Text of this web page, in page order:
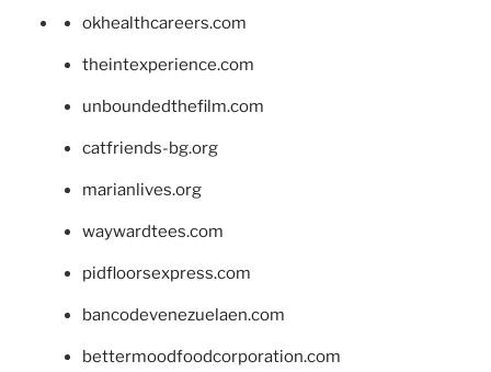
okhealthcareers.com
theintexperience.com
unboundedthefilm.com
catfriends-bg.org
marianlives.org
waywardtees.com
pidfloorsexpress.com
bancodevenezuelaen.com
bettermoodfoodcorporation.com